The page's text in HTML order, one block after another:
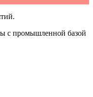
с промышленной базой